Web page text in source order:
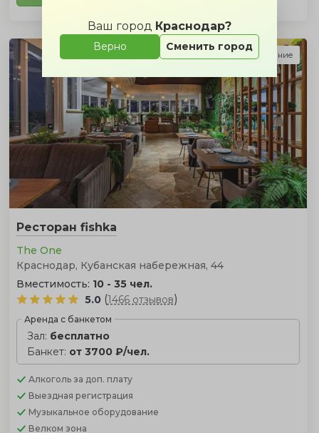
Ваш город Краснодар?
Верно Сменить город
Ресторан fishka
The One
Краснодар, Кубанская набережная, 44
Вместимость: 10 - 35 чел.
5.0 (1466 отзывов)
Аренда с банкетом
Зал: бесплатно
Банкет: от 3700 ₽/чел.
Алкоголь за доп. плату
Выездная регистрация
Музыкальное оборудование
Велком зона
Подарок за бронирование